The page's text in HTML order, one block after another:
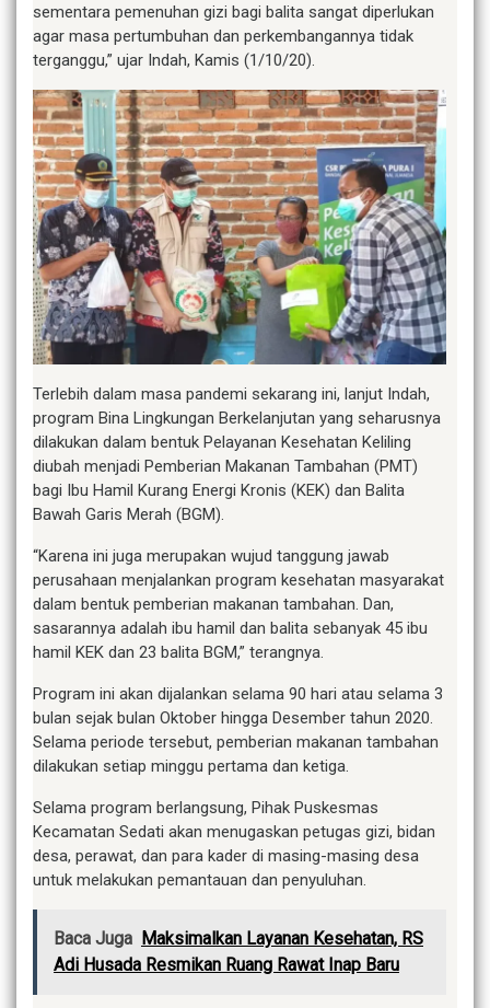
sementara pemenuhan gizi bagi balita sangat diperlukan
agar masa pertumbuhan dan perkembangannya tidak
terganggu,” ujar Indah, Kamis (1/10/20).
Terlebih dalam masa pandemi sekarang ini, lanjut Indah,
program Bina Lingkungan Berkelanjutan yang seharusnya
dilakukan dalam bentuk Pelayanan Kesehatan Keliling
diubah menjadi Pemberian Makanan Tambahan (PMT)
bagi Ibu Hamil Kurang Energi Kronis (KEK) dan Balita
Bawah Garis Merah (BGM).
“Karena ini juga merupakan wujud tanggung jawab
perusahaan menjalankan program kesehatan masyarakat
dalam bentuk pemberian makanan tambahan. Dan,
sasarannya adalah ibu hamil dan balita sebanyak 45 ibu
hamil KEK dan 23 balita BGM,” terangnya.
Program ini akan dijalankan selama 90 hari atau selama 3
bulan sejak bulan Oktober hingga Desember tahun 2020.
Selama periode tersebut, pemberian makanan tambahan
dilakukan setiap minggu pertama dan ketiga.
Selama program berlangsung, Pihak Puskesmas
Kecamatan Sedati akan menugaskan petugas gizi, bidan
desa, perawat, dan para kader di masing-masing desa
untuk melakukan pemantauan dan penyuluhan.
Baca Juga Maksimalkan Layanan Kesehatan, RS
Adi Husada Resmikan Ruang Rawat Inap Baru